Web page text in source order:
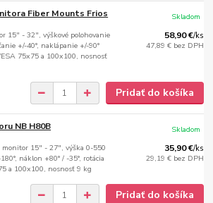
Fiber Mounts Frios
15" - 32", výškové polohovanie
+/-40°, naklápanie +/-90°
75x75 a 100x100, nosnosť
58,90 €/ks
47,89 € bez DPH
Skladom
Pridať do košíka
NB H80B
15" - 27", výška 0-550
náklon +80° / -35°, rotácia
a 100x100, nosnosť 9 kg
35,90 €/ks
29,19 € bez DPH
Skladom
Pridať do košíka